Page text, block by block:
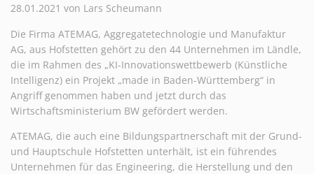
28.01.2021 von Lars Scheumann
Die Firma ATEMAG, Aggregatetechnologie und Manufaktur
AG, aus Hofstetten gehört zu den 44 Unternehmen im Ländle,
die im Rahmen des „KI-Innovationswettbewerb (Künstliche
Intelligenz) ein Projekt „made in Baden-Württemberg“ in
Angriff genommen haben und jetzt durch das
Wirtschaftsministerium BW gefördert werden.
ATEMAG, die auch eine Bildungspartnerschaft mit der Grund-
und Hauptschule Hofstetten unterhält, ist ein führendes
Unternehmen für das Engineering, die Herstellung und den
Produktlinien
Schnellwechselsystem
Aggregate in Anwendungen
Aggregate in 5-Achs-Maschinen
Tastaggregate
Treppenbau
Türen- und Fensterbau
Oberflächen & Kantenbearbeitung
Holzbau
Akustikelemente
Unterflurbearbeitung auf CNC Maschinen
Festaggregate in CNC Maschinen
Notfallservice
Reparaturservice
Abholservice
Maschinenanbindung
Umrüstung mit Control 4.0
Karriere
Messen
Kontaktformular
Formular Serviceanfrage
Formular Abholservice
Anfahrt